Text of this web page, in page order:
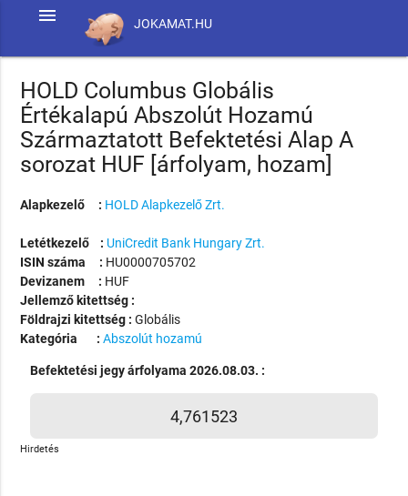
JOKAMAT.HU
menu
HOLD Columbus Globális
Értékalapú Abszolút Hozamú
Származtatott Befektetési Alap A
sorozat HUF [árfolyam, hozam]
Alapkezelő : HOLD Alapkezelő Zrt.
Letétkezelő : UniCredit Bank Hungary Zrt.
ISIN száma : HU0000705702
Devizanem : HUF
Jellemző kitettség :
Földrajzi kitettség :Globális
Kategória : Abszolút hozamú
Befektetési jegy árfolyama 2026.08.03. :
4,761523
Hirdetés